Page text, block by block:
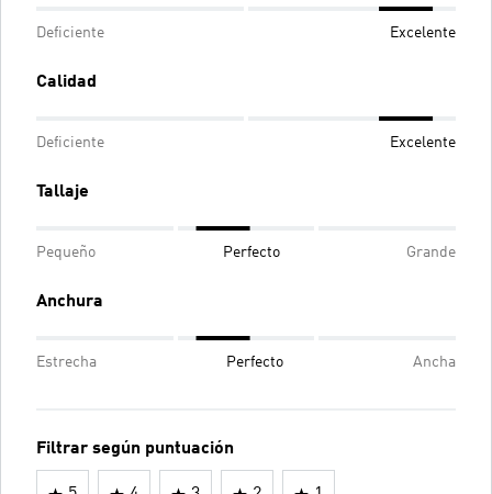
Deficiente Excelente
Calidad
Deficiente Excelente
Tallaje
Pequeño Perfecto Grande
Anchura
Estrecha Perfecto Ancha
Filtrar según puntuación